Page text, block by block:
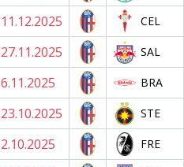
11.12.2025 CEL
27.11.2025 SAL
6.11.2025 BRA
23.10.2025 STE
2.10.2025 FRE